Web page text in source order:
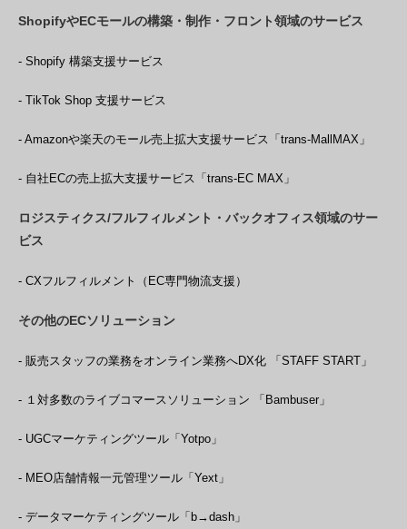
ShopifyやECモールの構築・制作・フロント領域のサービス
- Shopify 構築支援サービス
- TikTok Shop 支援サービス
- Amazonや楽天のモール売上拡大支援サービス「trans-MallMAX」
- 自社ECの売上拡大支援サービス「trans-EC MAX」
ロジスティクス/フルフィルメント・バックオフィス領域のサー
ビス
- CXフルフィルメント（EC専門物流支援）
その他のECソリューション
- 販売スタッフの業務をオンライン業務へDX化 「STAFF START」
- １対多数のライブコマースソリューション 「Bambuser」
- UGCマーケティングツール「Yotpo」
- MEO店舗情報一元管理ツール「Yext」
- データマーケティングツール「b→dash」